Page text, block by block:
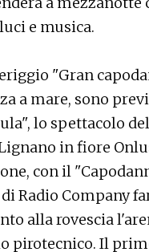
e musica.
"Gran
a mare, sono
lo spettacolo
in fiore
con il
Radio Company
alla rovescia
pirotecnico. Il